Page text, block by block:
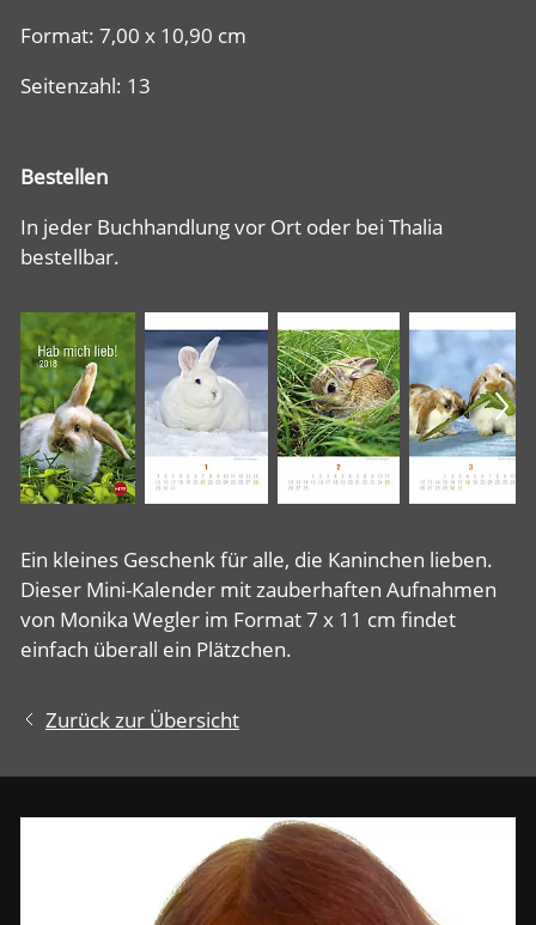
Format: 7,00 x 10,90 cm
Seitenzahl: 13
Bestellen
In jeder Buchhandlung vor Ort oder bei Thalia
bestellbar.
Ein kleines Geschenk für alle, die Kaninchen lieben.
Dieser Mini-Kalender mit zauberhaften Aufnahmen
von Monika Wegler im Format 7 x 11 cm findet
einfach überall ein Plätzchen.
Zurück zur Übersicht